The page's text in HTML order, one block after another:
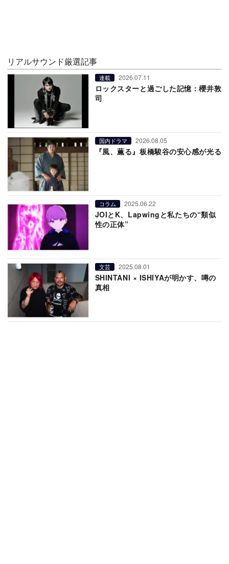
リアルサウンド厳選記事
連載 2026.07.11
ロックスターと過ごした記憶：櫻井敦
司
国内ドラマ 2026.08.05
『風、薫る』板橋駿谷の安心感が光る
コラム 2025.06.22
JOIとK、Lapwingと私たちの“類似
性の正体”
文芸 2025.08.01
SHINTANI × ISHIYAが明かす、噂の
真相